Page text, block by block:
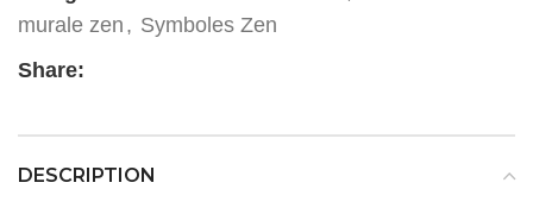
murale zen , Symboles Zen
Share:
DESCRIPTION